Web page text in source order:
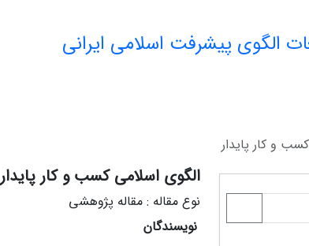
الگوی پیشرفت اسلامی ایرانی
و کار پایدار
الگوی اسلامی کسب و کار پایدار
نوع مقاله : مقاله پژوهشی
نویسندگان